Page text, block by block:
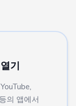
기
의 앱에서